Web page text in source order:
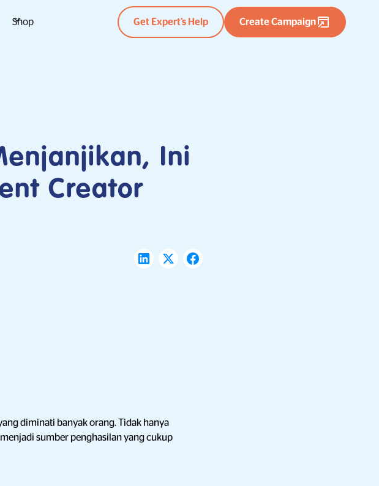
Shop Get Expert’s Help Create Campaign
Ini
Creator
diminati banyak orang. Tidak hanya
sumber penghasilan yang cukup